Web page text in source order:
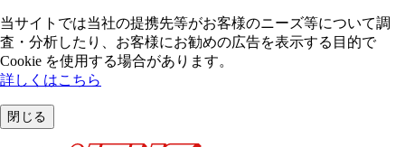
当サイトでは当社の提携先等がお客様のニーズ等について調
査・分析したり、お客様にお勧めの広告を表⽰する⽬的で
Cookie を使⽤する場合があります。
詳しくはこちら
閉じる